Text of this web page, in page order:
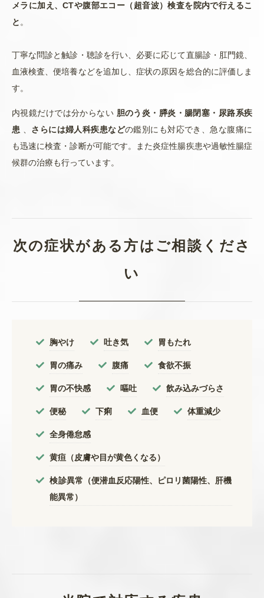
メラに加え、CTや腹部エコー（超音波）検査を院内で行えるこ
と 。
丁寧な問診と触診・聴診を行い、必要に応じて直腸診・肛門鏡、
血液検査、便培養などを追加し、症状の原因を総合的に評価しま
す。
内視鏡だけでは分からない 胆のう炎・膵炎・腸閉塞・尿路系疾
患
さらには婦人科疾患などの鑑別にも対応でき、急な腹痛に
も迅速に検査・診断が可能です。また炎症性腸疾患や過敏性腸症
候群の治療も行っています。
次の症状がある方はご相談くださ
い
胸やけ 吐き気 胃もたれ
胃の痛み 腹痛 食欲不振
胃の不快感 嘔吐 飲み込みづらさ
便秘 下痢 血便 体重減少
全身倦怠感
黄疸（皮膚や目が黄色くなる）
検診異常（便潜血反応陽性、ピロリ菌陽性、肝機
能異常）